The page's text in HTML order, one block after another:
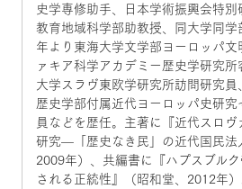
史学専修助手、日本学術振興会特
教育地域科学部助教授、同大学同
年より東海大学文学部ヨーロッパ
ァキア科学アカデミー歴史学研究
大学スラヴ東欧学研究所訪問研究
歴史学部付属近代ヨーロッパ史研
員などを歴任。主著に『近代スロ
研究—「歴史なき民」の近代国民法
2009年）、共編書に『ハプスブル
される正統性』（昭和堂、2012年）